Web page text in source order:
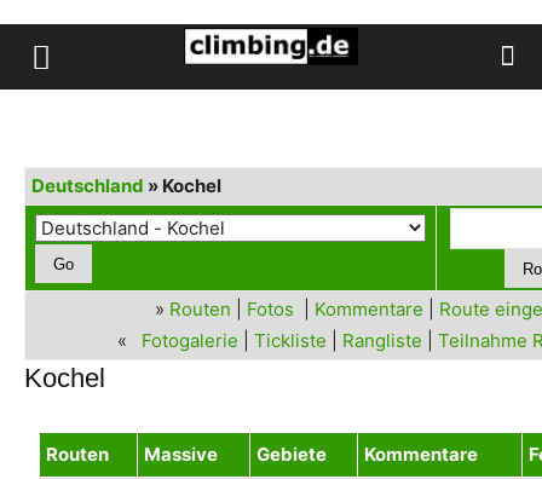
Deutschland » Kochel
» Routen Fotos Kommentare
Route
« Fotogalerie Tickliste Rangliste Teilnahme
Kochel
Routen Massive Gebiete Kommentare